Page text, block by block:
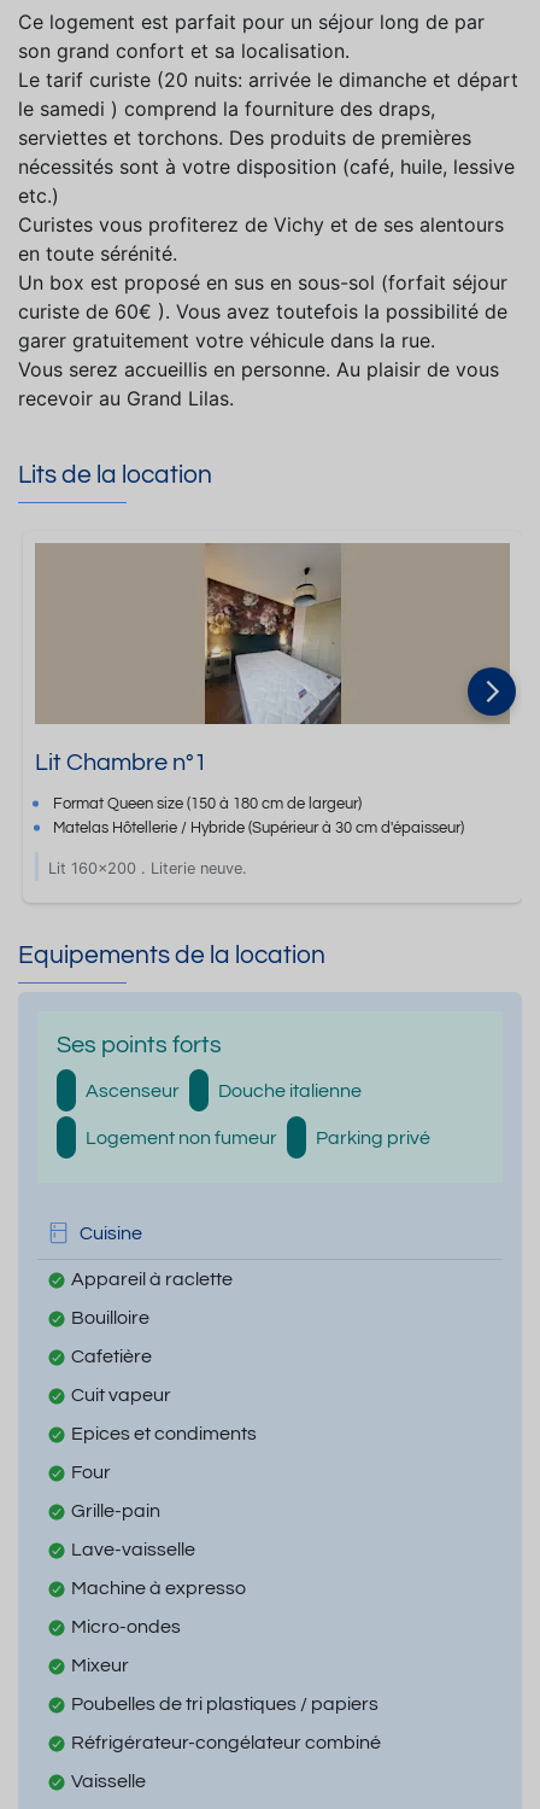
Ce logement est parfait pour un séjour long de par
son grand confort et sa localisation.
Le tarif curiste (20 nuits: arrivée le dimanche et départ
le samedi ) comprend la fourniture des draps,
serviettes et torchons. Des produits de premières
nécessités sont à votre disposition (café, huile, lessive
etc.)
Curistes vous profiterez de Vichy et de ses alentours
en toute sérénité.
Un box est proposé en sus en sous-sol (forfait séjour
curiste de 60€ ). Vous avez toutefois la possibilité de
garer gratuitement votre véhicule dans la rue.
Vous serez accueillis en personne. Au plaisir de vous
recevoir au Grand Lilas.
Lits de la location
Lit Chambre n°1
FormatQueen size (150 à 180 cm de largeur)
Matelas Hôtellerie / Hybride(Supérieur à 30 cm d'épaisseur)
Lit 160x200 . Literie neuve.
Equipements de la location
Ses points forts
Ascenseur Douche italienne
Logement non fumeur Parking privé
Cuisine
Appareil à raclette
Bouilloire
Cafetière
Cuit vapeur
Epices et condiments
Four
Grille-pain
Lave-vaisselle
Machine à expresso
Micro-ondes
Mixeur
Poubelles de tri plastiques / papiers
Réfrigérateur-congélateur combiné
Vaisselle